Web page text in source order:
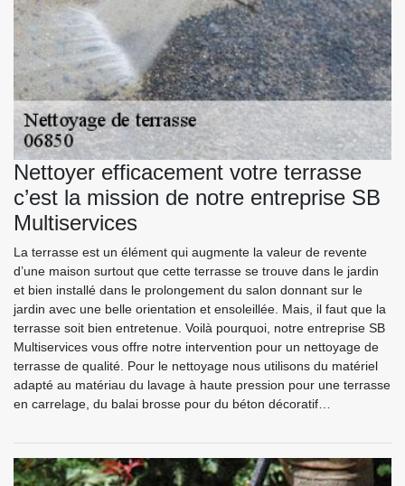
Nettoyer efficacement votre terrasse
c’est la mission de notre entreprise SB
Multiservices
La terrasse est un élément qui augmente la valeur de revente
d’une maison surtout que cette terrasse se trouve dans le jardin
et bien installé dans le prolongement du salon donnant sur le
jardin avec une belle orientation et ensoleillée. Mais, il faut que la
terrasse soit bien entretenue. Voilà pourquoi, notre entreprise SB
Multiservices vous offre notre intervention pour un nettoyage de
terrasse de qualité. Pour le nettoyage nous utilisons du matériel
adapté au matériau du lavage à haute pression pour une terrasse
en carrelage, du balai brosse pour du béton décoratif…